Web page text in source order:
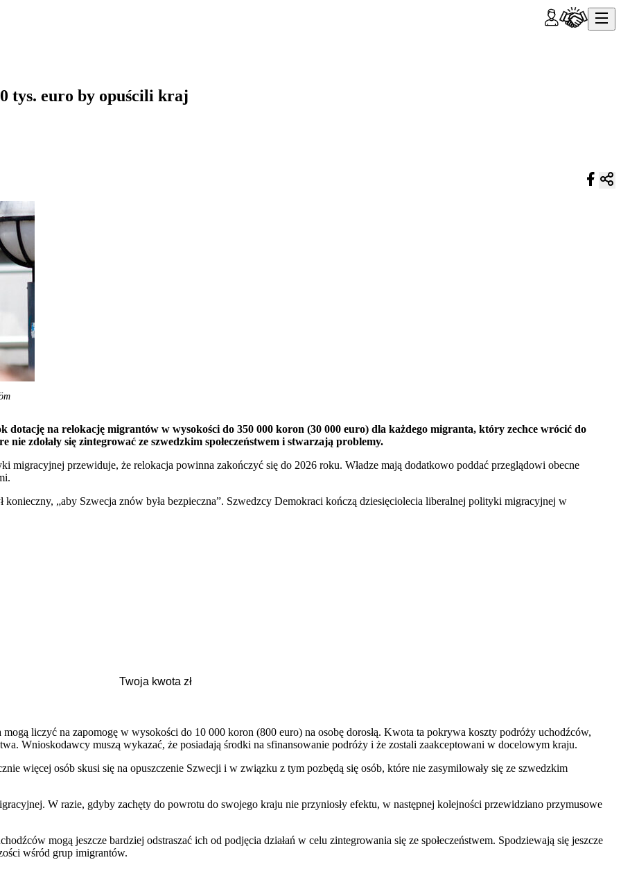
tys. euro by opuścili kraj
dotację na relokację migrantów w wysokości do 350 000 koron (30 000 euro) dla każdego migranta, który zechce wrócić do
zdołały się zintegrować ze szwedzkim społeczeństwem i stwarzają problemy.
przewiduje, że relokacja powinna zakończyć się do 2026 roku. Władze mają dodatkowo poddać przeglądowi obecne
konieczny, „aby Szwecja znów była bezpieczna”. Szwedzcy Demokraci kończą dziesięciolecia liberalnej polityki migracyjnej w
liczyć na zapomogę w wysokości do 10 000 koron (800 euro) na osobę dorosłą. Kwota ta pokrywa koszty podróży uchodźców,
Wnioskodawcy muszą wykazać, że posiadają środki na sfinansowanie podróży i że zostali zaakceptowani w docelowym kraju.
więcej osób skusi się na opuszczenie Szwecji i w związku z tym pozbędą się osób, które nie zasymilowały się ze szwedzkim
W razie, gdyby zachęty do powrotu do swojego kraju nie przyniosły efektu, w następnej kolejności przewidziano przymusowe
mogą jeszcze bardziej odstraszać ich od podjęcia działań w celu zintegrowania się ze społeczeństwem. Spodziewają się jeszcze
wśród grup imigrantów.